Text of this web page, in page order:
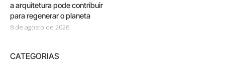
a arquitetura pode contribuir
para regenerar o planeta
8 de agosto de 2026
CATEGORIAS